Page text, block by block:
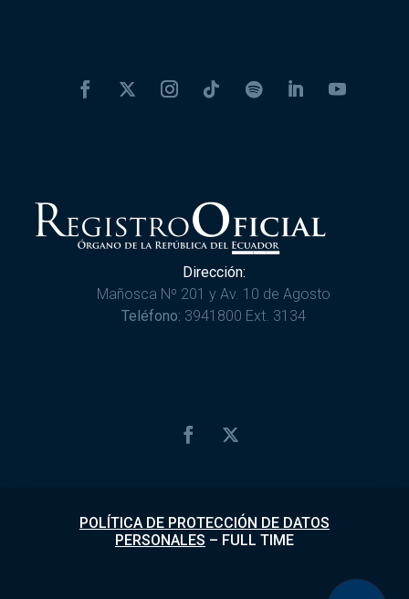
Dirección:
Mañosca Nº 201 y Av. 10 de Agosto
Teléfono: 3941800 Ext. 3134
POLÍTICA DE PROTECCIÓN DE DATOS
PERSONALES – FULL TIME